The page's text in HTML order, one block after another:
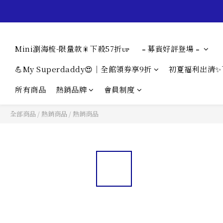
Mini瀏海梳-限量款🎇下殺57折ᴜᴘ
﹦募資好評登場﹦
💪My Superdaddy😍｜全館領券享9折
初夏福利出清
所有商品
熱銷品牌 會員制度
全部商品 / 熱銷商品 / 熱銷商品